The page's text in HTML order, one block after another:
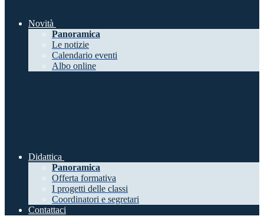
Novità
Panoramica
Le notizie
Calendario eventi
Albo online
Didattica
Panoramica
Offerta formativa
I progetti delle classi
Coordinatori e segretari
Contattaci